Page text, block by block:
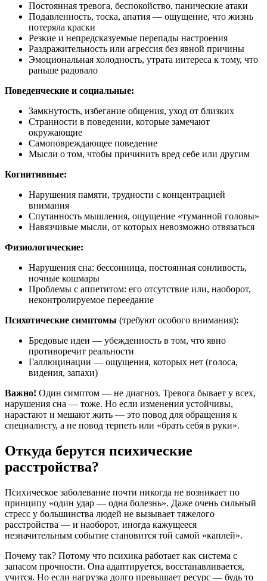
Постоянная тревога, беспокойство, панические атаки
Подавленность, тоска, апатия — ощущение, что жизнь
потеряла краски
Резкие и непредсказуемые перепады настроения
Раздражительность или агрессия без явной причины
Эмоциональная холодность, утрата интереса к тому, что
раньше радовало
Поведенческие и социальные:
Замкнутость, избегание общения, уход от близких
Странности в поведении, которые замечают
окружающие
Самоповреждающее поведение
Мысли о том, чтобы причинить вред себе или другим
Когнитивные:
Нарушения памяти, трудности с концентрацией
внимания
Спутанность мышления, ощущение «туманной головы»
Навязчивые мысли, от которых невозможно отвязаться
Физиологические:
Нарушения сна: бессонница, постоянная сонливость,
ночные кошмары
Проблемы с аппетитом: его отсутствие или, наоборот,
неконтролируемое переедание
Психотические симптомы (требуют особого внимания):
Бредовые идеи — убежденность в том, что явно
противоречит реальности
Галлюцинации — ощущения, которых нет (голоса,
видения, запахи)
Важно! Один симптом — не диагноз. Тревога бывает у всех,
нарушения сна — тоже. Но если изменения устойчивы,
нарастают и мешают жить — это повод для обращения к
специалисту, а не повод терпеть или «брать себя в руки».
Откуда берутся психические
расстройства?
Психическое заболевание почти никогда не возникает по
принципу «один удар — одна болезнь». Даже очень сильный
стресс у большинства людей не вызывает тяжелого
расстройства — и наоборот, иногда кажущееся
незначительным событие становится той самой «каплей».
Почему так? Потому что психика работает как система с
запасом прочности. Она адаптируется, восстанавливается,
учится. Но если нагрузка долго превышает ресурс — будь то